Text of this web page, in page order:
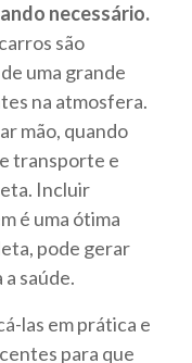
necessário.
são
uma grande
na atmosfera.
mão, quando
transporte e
Incluir
é uma ótima
pode gerar
saúde.
las em prática e
para que